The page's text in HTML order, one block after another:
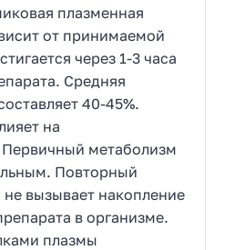
плазменная
от принимаемой
через 1-3 часа
Средняя
40-45%.
на
метаболизм
Повторный
вызывает накопление
в организме.
плазмы